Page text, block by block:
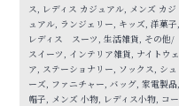
ス, レディス カジュアル, メンズ カジ
ュアル, ランジェリー, キッズ, 洋菓子,
レディス スーツ, 生活雑貨, その他/
スイーツ, インテリア雑貨, ナイトウェ
ア, ステーショナリー, ソックス, シュ
ーズ, ファニチャー, バッグ, 家電製品,
帽子, メンズ 小物, レディス小物, コー